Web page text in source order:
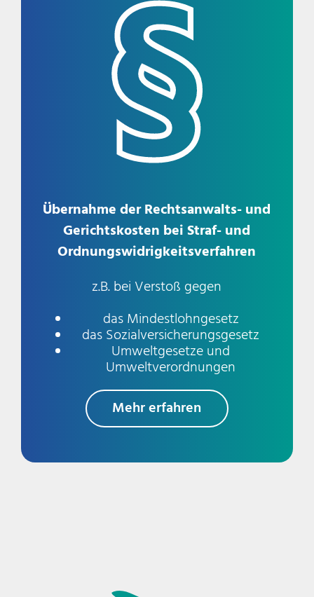
Übernahme der Rechtsanwalts- und
Gerichtskosten bei Straf- und
Ordnungswidrigkeitsverfahren
z.B. bei Verstoß gegen
das Mindestlohngesetz
das Sozialversicherungsgesetz
Umweltgesetze und
Umweltverordnungen
Mehr erfahren